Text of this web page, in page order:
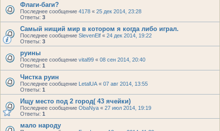
Флаги-баги?
Последнее сообщение 4178 « 25 дек 2014, 23:28
Ответы: 3
Самый нищий мир в котором я когда либо играл.
Последнее сообщение SlevenElf « 24 дек 2014, 19:22
Ответы: 3
руины
Последнее сообщение vital99 « 08 сен 2014, 20:40
Ответы: 1
Чистка руин
Последнее сообщение LetalUA « 07 авг 2014, 13:55
Ответы: 1
Ищу место под 2 город( 43 ячейки)
Последнее сообщение ObaNya « 27 июл 2014, 19:19
Ответы: 1
мало народу